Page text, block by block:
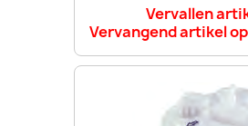
Vervallen
Vervangend artikel